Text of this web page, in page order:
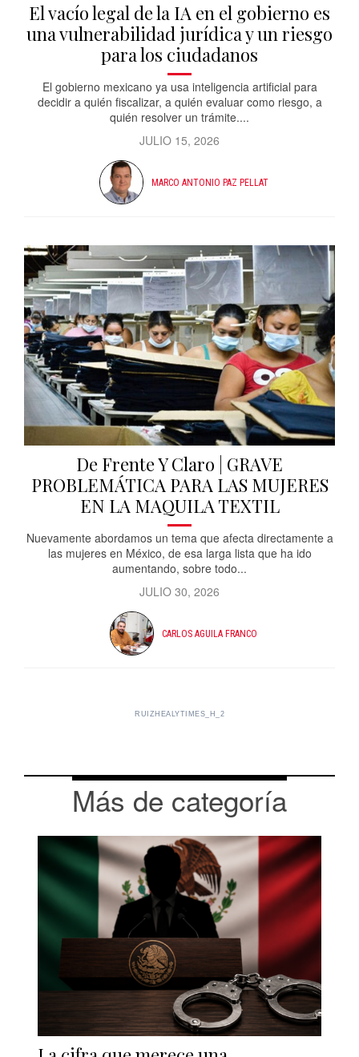
El vacío legal de la IA en el gobierno es
una vulnerabilidad jurídica y un riesgo
para los ciudadanos
El gobierno mexicano ya usa inteligencia artificial para
decidir a quién fiscalizar, a quién evaluar como riesgo, a
quién resolver un trámite....
JULIO 15, 2026
MARCO ANTONIO PAZ PELLAT
De Frente Y Claro | GRAVE
PROBLEMÁTICA PARA LAS MUJERES
EN LA MAQUILA TEXTIL
Nuevamente abordamos un tema que afecta directamente a
las mujeres en México, de esa larga lista que ha ido
aumentando, sobre todo...
JULIO 30, 2026
CARLOS AGUILA FRANCO
RUIZHEALYTIMES_H_2
Más de categoría